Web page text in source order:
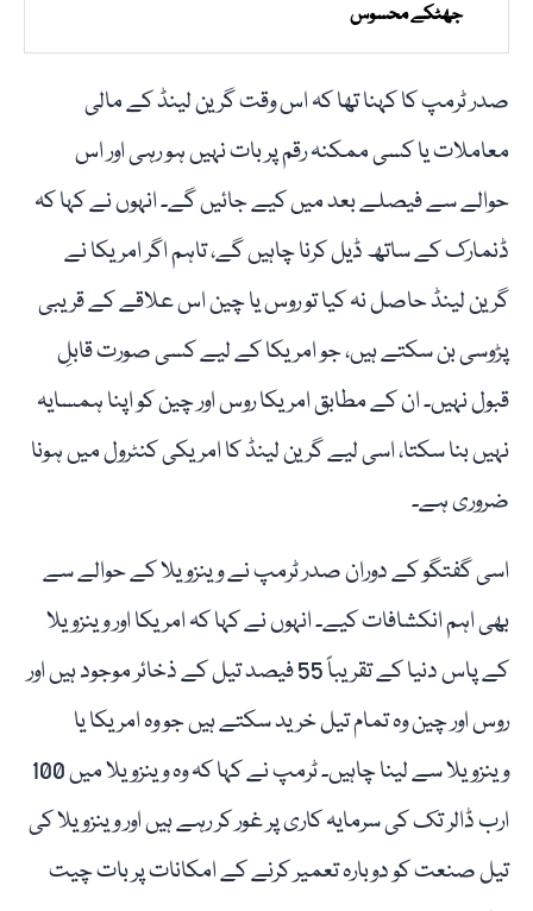
جھٹکے محسوس
صدر ٹرمپ کا کہنا تھا کہ اس وقت گرین لینڈ کے مالی
معاملات یا کسی ممکنہ رقم پر بات نہیں ہو رہی اور اس
حوالے سے فیصلے بعد میں کیے جائیں گے۔ انہوں نے کہا کہ
ڈنمارک کے ساتھ ڈیل کرنا چاہیں گے، تاہم اگر امریکا نے
گرین لینڈ حاصل نہ کیا تو روس یا چین اس علاقے کے قریبی
پڑوسی بن سکتے ہیں، جو امریکا کے لیے کسی صورت قابلِ
قبول نہیں۔ ان کے مطابق امریکا روس اور چین کو اپنا ہمسایہ
نہیں بنا سکتا، اسی لیے گرین لینڈ کا امریکی کنٹرول میں ہونا
ضروری ہے۔
اسی گفتگو کے دوران صدر ٹرمپ نے وینزویلا کے حوالے سے
بھی اہم انکشافات کیے۔ انہوں نے کہا کہ امریکا اور وینزویلا
کے پاس دنیا کے تقریباً 55 فیصد تیل کے ذخائر موجود ہیں اور
روس اور چین وہ تمام تیل خرید سکتے ہیں جو وہ امریکا یا
وینزویلا سے لینا چاہیں۔ ٹرمپ نے کہا کہ وہ وینزویلا میں 100
ارب ڈالر تک کی سرمایہ کاری پر غور کر رہے ہیں اور وینزویلا کی
تیل صنعت کو دوبارہ تعمیر کرنے کے امکانات پر بات چیت